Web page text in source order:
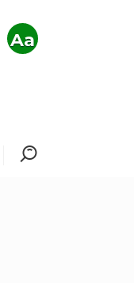
Aa